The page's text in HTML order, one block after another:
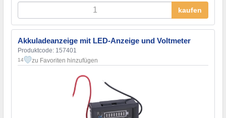
kaufen
Akkuladeanzeige mit LED-Anzeige und Voltmeter
Produktcode: 157401
14 zu Favoriten hinzufügen